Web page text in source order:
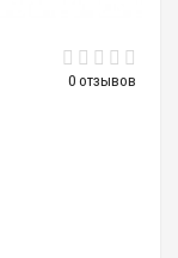
0 отзывов